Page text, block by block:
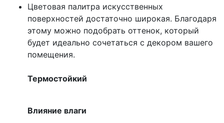
Цветовая палитра искусственных
поверхностей достаточно широкая. Благодаря
этому можно подобрать оттенок, который
будет идеально сочетаться с декором вашего
помещения.
Термостойкий
Влияние влаги